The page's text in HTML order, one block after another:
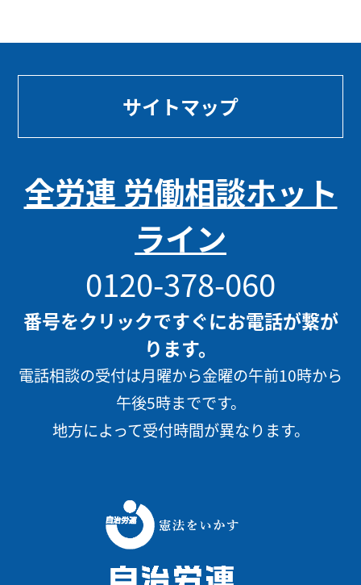
サイトマップ
全労連 労働相談ホット
ライン
0120-378-060
番号をクリックですぐにお電話が繋が
ります。
電話相談の受付は月曜から金曜の午前10時から
午後5時までです。
地方によって受付時間が異なります。